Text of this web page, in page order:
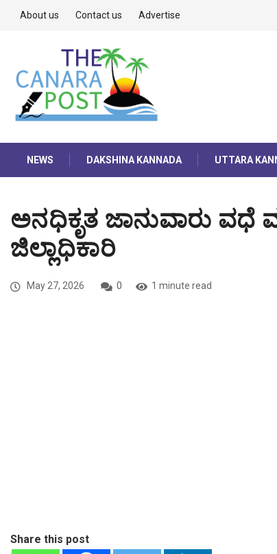
About us Contact us Advertise
NEWS DAKSHINA KANNADA UTTARA
ಅನಧಿಕೃತ ಜಾನುವಾರು ವಧೆ
ಜಿಲ್ಲಾಧಿಕಾರಿ
May 27, 2026 0 1 minute read
Share this post